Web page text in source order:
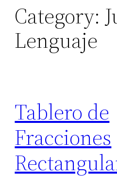
Category:
Lenguaje
Tablero de
Fracciones